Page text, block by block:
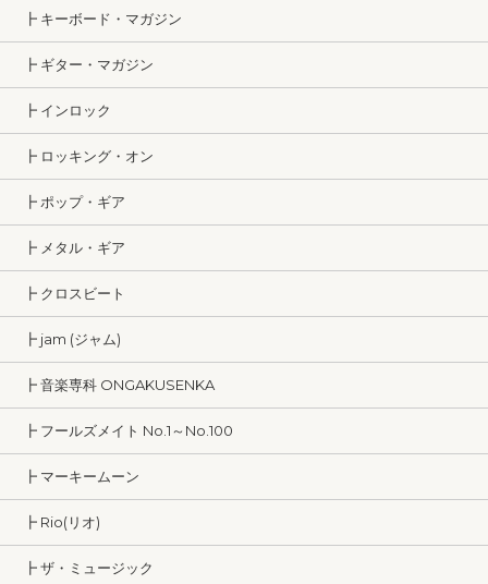
┣ キーボード・マガジン
┣ ギター・マガジン
┣ インロック
┣ ロッキング・オン
┣ ポップ・ギア
┣ メタル・ギア
┣ クロスビート
┣ jam (ジャム)
┣ 音楽専科 ONGAKUSENKA
┣ フールズメイト No.1～No.100
┣ マーキームーン
┣ Rio(リオ)
┣ ザ・ミュージック